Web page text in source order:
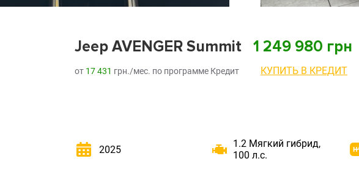
Jeep AVENGER Summit 1 249 980 грн
от 17 431 грн./мес. по программе Кредит КУПИТЬ В КРЕДИТ
2025
1.2 Мягкий гибрид,
100 л.с.